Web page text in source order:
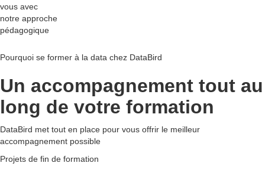
vous avec
notre approche
pédagogique
Pourquoi se former à la data chez DataBird
Un accompagnement tout au
long de votre formation
DataBird met tout en place pour vous offrir le meilleur
accompagnement possible
Projets de fin de formation